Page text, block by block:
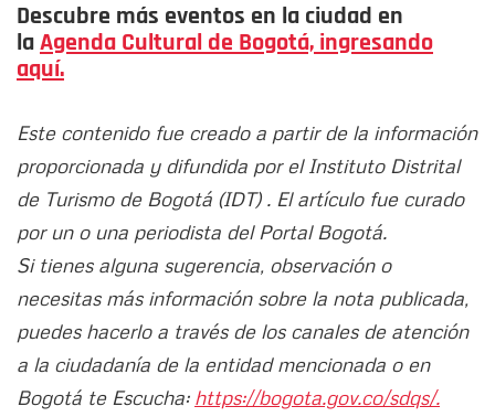
Descubre más eventos en la ciudad en
laAgenda Cultural de Bogotá, ingresando
aquí.
Este contenido fue creado a partir de la información
proporcionada y difundida por el Instituto Distrital
de Turismo de Bogotá (IDT) . El artículo fue curado
por un o una periodista del Portal Bogotá.
Si tienes alguna sugerencia, observación o
necesitas más información sobre la nota publicada,
puedes hacerlo a través de los canales de atención
a la ciudadanía de la entidad mencionada o en
Bogotá te Escucha: https://bogota.gov.co/sdqs/.